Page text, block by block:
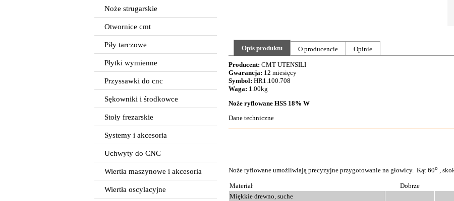
Noże strugarskie
Otwornice cmt
Piły tarczowe
Płytki wymienne
Przyssawki do cnc
Sękowniki i środkowce
Stoły frezarskie
Systemy i akcesoria
Uchwyty do CNC
Wiertła maszynowe i akcesoria
Wiertła oscylacyjne
Opis produktu O producencie Opinie
Producent: CMT UTENSILI
Gwarancja: 12 miesięcy
Symbol: HR1.100.708
Waga: 1.00kg
Noże ryflowane HSS 18% W
Dane techniczne
Noże ryflowane umożliwiają precyzyjne przygotowanie na głowicy. Kąt 60o ,
Materiał Dobrze
Miękkie drewno, suche